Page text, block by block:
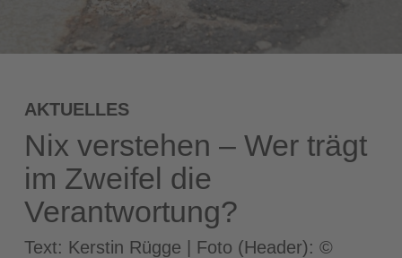
AKTUELLES
Nix verstehen – Wer trägt
im Zweifel die
Verantwortung?
Text: Kerstin Rügge | Foto (Header): ©